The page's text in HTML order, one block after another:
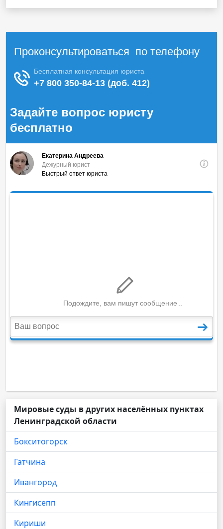
Мировые суды в других населённых пунктах
Ленинградской области
Бокситогорск
Гатчина
Ивангород
Кингисепп
Кириши